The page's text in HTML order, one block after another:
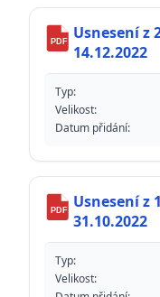
PDF
Usnesení z
14.12.2022
Typ:
Velikost:
Datum přidání:
PDF
Usnesení z
31.10.2022
Typ:
Velikost: